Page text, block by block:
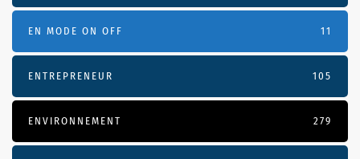
EN MODE ON OFF 11
ENTREPRENEUR 105
ENVIRONNEMENT 279